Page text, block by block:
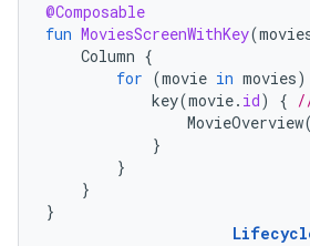
@Composable
fun MoviesScreenWithKey(
Column {
for (movie in movies)
key(movie. id) {
MovieOverview(
}
}
}
}